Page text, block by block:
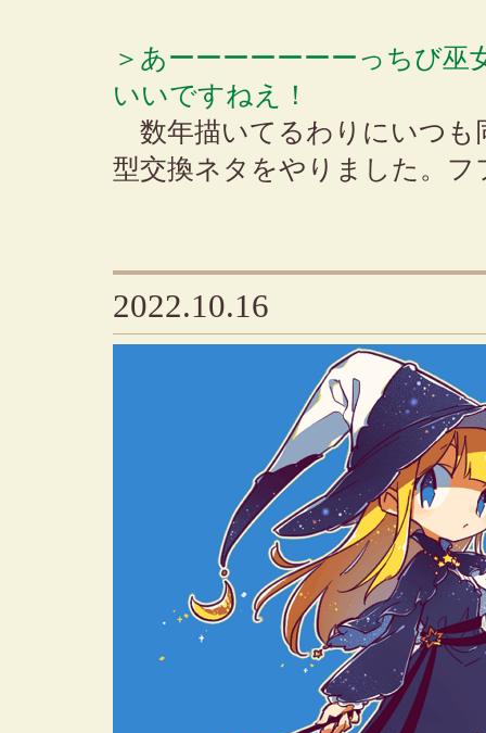
＞あーーーーーーーっちび
いいですねえ！
数年描いてるわりにいつも
型交換ネタをやりました。フ
2022.10.16